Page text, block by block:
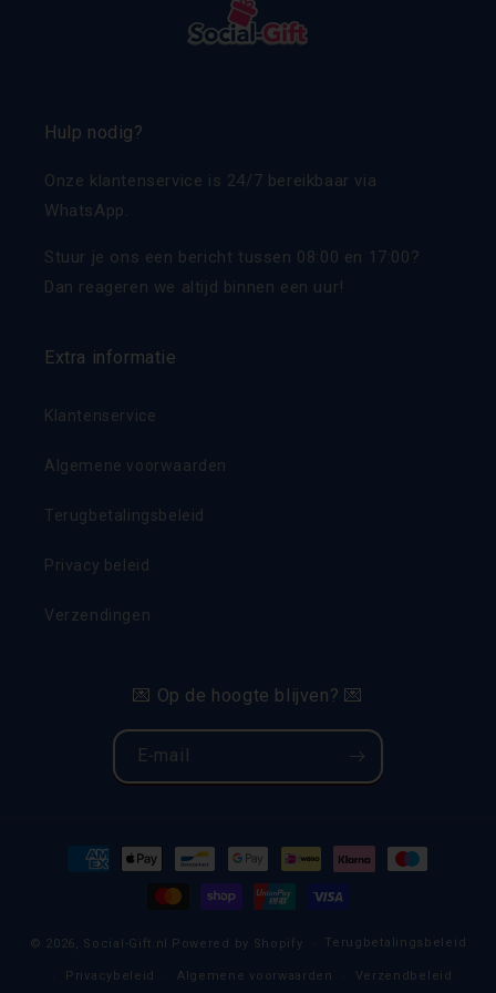
Hulp nodig?
Onze klantenservice is 24/7 bereikbaar via
WhatsApp.
Stuur je ons een bericht tussen 08:00 en 17:00?
Dan reageren we altijd binnen een uur!
Extra informatie
Klantenservice
Algemene voorwaarden
Terugbetalingsbeleid
Privacy beleid
Verzendingen
💌 Op de hoogte blijven? 💌
E‑mail
Betaalmethoden
© 2026, Social-Gift.nl Powered by Shopify Terugbetalingsbeleid
Privacybeleid Algemene voorwaarden Verzendbeleid